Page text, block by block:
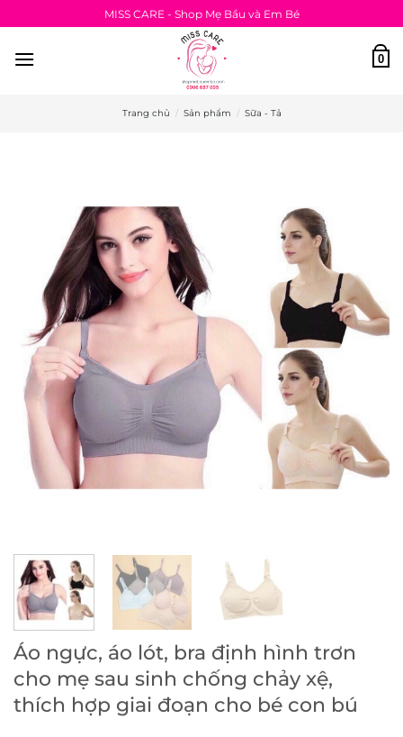
qua
nội
MISS CARE - Shop Mẹ Bầu và Em Bé
0
Trang chủ / Sản phẩm / Sữa - Tả
Áo ngực, áo lót, bra định hình trơn
cho mẹ sau sinh chống chảy xệ,
thích hợp giai đoạn cho bé con bú